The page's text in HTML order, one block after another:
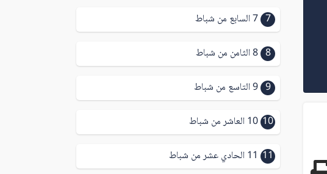
7 7 السابع من شباط
8 8 الثامن من شباط
9 9 التاسع من شباط
10 10 العاشر من شباط
11 11 الحادي عشر من شباط